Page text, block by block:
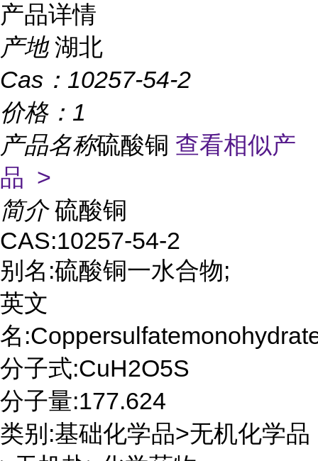
产品详情
产地 湖北
Cas： 10257-54-2
价格： 1
产品名称硫酸铜 查看相似产
品 >
简介 硫酸铜
CAS:10257-54-2
别名:硫酸铜一水合物;
英文
名
分子式:CuH2O5S
分子量:177.624
类别:基础化学品>无机化学品